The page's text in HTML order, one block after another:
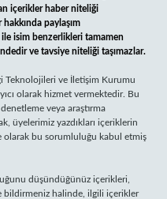
içerikler haber niteliği
paylaşım
isim benzerlikleri tamamen
ve tavsiye niteliği taşımazlar.
Teknolojileri ve İletişim Kurumu
olarak hizmet vermektedir. Bu
veya araştırma
üyelerimiz yazdıkları içeriklerin
olarak bu sorumluluğu kabul etmiş
düşündüğünüz içerikleri,
bildirmeniz halinde, ilgili içerikler